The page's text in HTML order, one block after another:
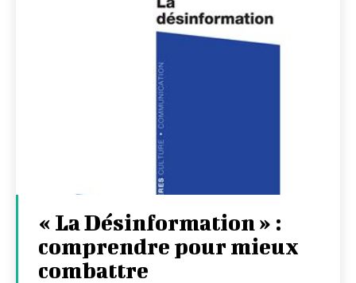
« La Désinformation » :
comprendre pour mieux
combattre